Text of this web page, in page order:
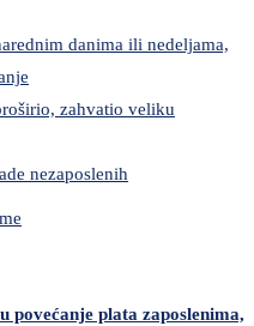
danima ili nedeljama,
zahvatio veliku
nezaposlenih
povećanje plata zaposlenima,